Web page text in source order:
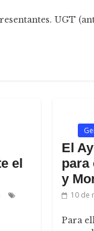
UGT
el
El
para
y
10 de
Para